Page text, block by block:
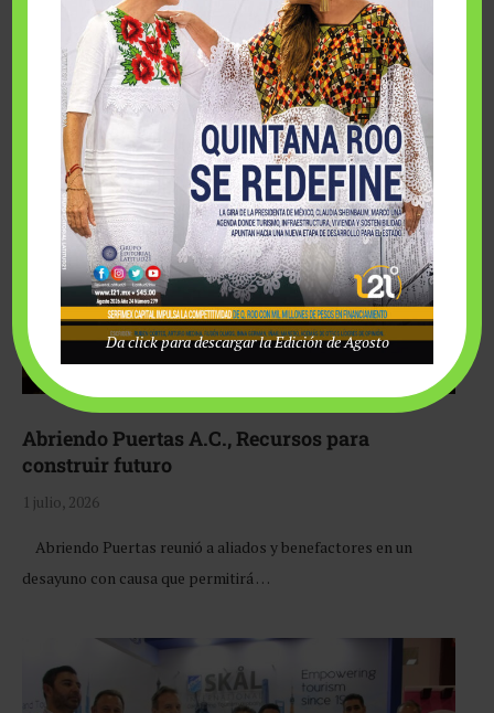
Fairmont Mayakoba y Make-A-Wish México unieron
esfuerzos para hacer realidad el deseo de una …
Abriendo Puertas A.C., Recursos para
construir futuro
1 julio, 2026
Abriendo Puertas reunió a aliados y benefactores en un
desayuno con causa que permitirá …
Da click para descargar la Edición de Agosto